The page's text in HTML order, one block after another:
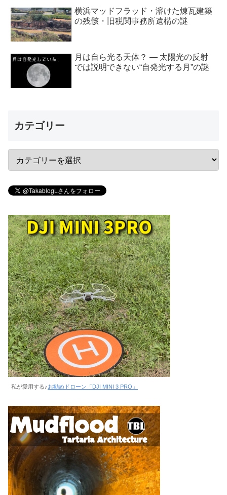
横浜マッドフラッド・溶けた煉瓦建築
の残骸・旧税関事務所遺構の謎
月は自ら光る天体？ ― 太陽光の反射
では説明できない“自発光する月”の謎
カテゴリー
私が愛用する♪お勧めドローン「DJI MINI 3 PRO」